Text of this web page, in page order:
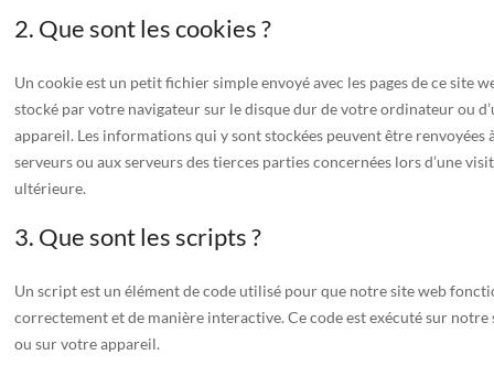
2. Que sont les cookies ?
Un cookie est un petit fichier simple envoyé avec les pages de ce site
stocké par votre navigateur sur le disque dur de votre ordinateur ou
appareil. Les informations qui y sont stockées peuvent être renvoyées
serveurs ou aux serveurs des tierces parties concernées lors d’une
ultérieure.
3. Que sont les scripts ?
Un script est un élément de code utilisé pour que notre site web
correctement et de manière interactive. Ce code est exécuté sur notre
ou sur votre appareil.